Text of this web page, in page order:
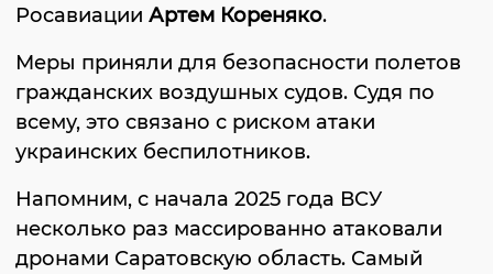
Росавиации Артем Кореняко.
Меры приняли для безопасности полетов
гражданских воздушных судов. Судя по
всему, это связано с риском атаки
украинских беспилотников.
Напомним, с начала 2025 года ВСУ
несколько раз массированно атаковали
дронами Саратовскую область. Самый